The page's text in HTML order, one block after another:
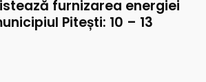
furnizarea energiei
Pitești: 10 – 13